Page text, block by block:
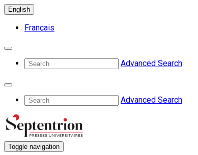
English
Français
Advanced Search
Advanced Search
Toggle navigation